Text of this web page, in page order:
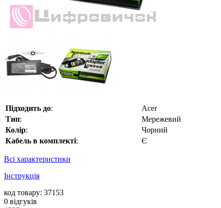
Підходить до:
Acer
Тип:
Мережевий
Колір:
Чорний
Кабель в комплекті: Є
Всі характеристики
Інструкція
код товару: 37153
0 відгуків